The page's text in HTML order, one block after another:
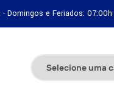
Domingos e Feriados: